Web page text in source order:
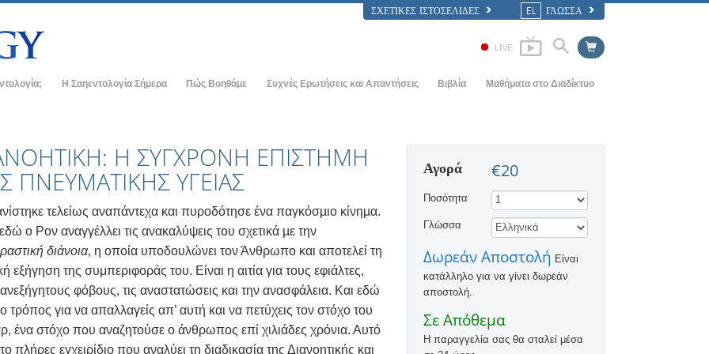
ΣΧΕΤΙΚΈΣ ΙΣΤΟΣΕΛΊΔΕΣ EL ΓΛΩΣΣΑ
LIVE
για τη
της Σαηεντολογίας
Διανοητική
–
Η Σαηεντολογία Σήμερα
Ανώτεροι οργανισμοί
Η Βάση του Φλαγκ
Freewinds
Φέρνοντας τη Σαηεντολογία στον Κόσμο
Ντέιβιντ Μισκάβιτς - Εκκλησιαστικός
Ηγέτης της Σαηεντολογίας
Πώς Βοηθάμε Συχνές Ερωτήσεις και Απαντήσεις Βιβλία
Ηχογραφημένα Βιβλία
Οι Εισαγωγικές Διαλέξεις
Φιλμ
Μαθήματα στο Διαδίκτυο
ΤΑ ΔΥΝΑΜΙΚΑ ΤΗΣ ΥΠΑΡΞΗΣ
ΤΑ ΣΥΣΤΑΤΙΚΑ ΤΗΣ ΚΑΤΑΝΟΗΣΗΣ
ΛΥΣΕΙΣ ΓΙΑ ΕΝΑ ΕΠΙΚΙΝΔΥΝΟ
ΣΩΜΑΤΙΚΕΣ ΒΛΑΒΕΣ
ΑΚΕΡΑΙΟΤΗΤΑ ΚΑΙ ΤΙΜΙΟΤΗΤΑ
Ο ΓΑΜΟΣ
Η ΤΟΝΙΚΗ ΚΛΙΜΑΚΑ ΤΩΝ
Η ΣΥΓΧΡΟΝΗ ΕΠΙΣΤΗΜΗ
ΠΝΕΥΜΑΤΙΚΗΣ ΥΓΕΙΑΣ
τελείως αναπάντεχα και πυροδότησε ένα παγκόσµιο κίνηµα.
εδώ ο Ρον αναγγέλλει τις ανακαλύψεις του σχετικά µε την
διάνοια, η οποία υποδουλώνει τον Άνθρωπο και αποτελεί τη
εξήγηση της συμπεριφοράς του. Είναι η αιτία για τους εφιάλτες,
φόβους, τις αναστατώσεις και την ανασφάλεια. Και εδώ
ο τρόπος για να απαλλαγείς απ’ αυτή και να πετύχεις τον στόχο του
ένα στόχο που αναζητούσε ο άνθρωπος επί χιλιάδες χρόνια. Αυτό
το πλήρες εγχειρίδιο που αναλύει τη διαδικασία της Διανοητικής και
Αγορά €20
Ποσότητα
Γλώσσα
Δωρεάν Αποστολή Είναι
κατάλληλο για να γίνει δωρεάν
αποστολή.
Σε Απόθεμα
Η παραγγελία σας θα σταλεί μέσα